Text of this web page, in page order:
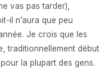
vas pas tarder),
il n’aura que peu
. Je crois que les
traditionnellement début
la plupart des gens.